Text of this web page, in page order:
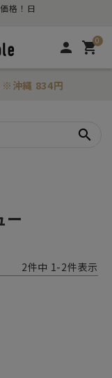
格！日
person 0
shopping_cart
※沖縄 834円
search
ー
2件中 1-2件表示